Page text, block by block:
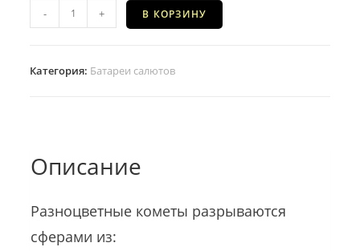
-
Количество
+ В КОРЗИНУ
Категория: Батареи салютов
Описание
Разноцветные кометы разрываются
сферами из: